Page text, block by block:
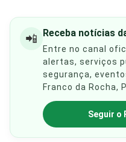
📲 Receba notícias
Entre no canal
alertas, serviços
segurança,
Franco da Rocha,
Seguir o